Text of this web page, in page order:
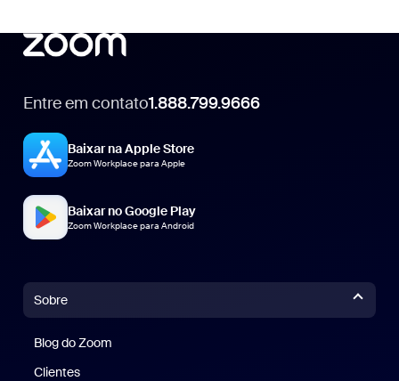
Entre em contato1.888.799.9666
Baixar na Apple Store
Zoom Workplace para Apple
Baixar no Google Play
Zoom Workplace para Android
Sobre
Blog do Zoom
Clientes